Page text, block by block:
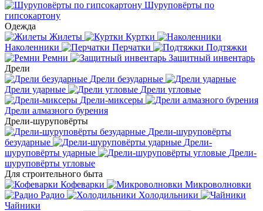
Шуруповёрты по
гипсокартону
Одежда
Жилеты
Куртки
Наколенники
Перчатки
Подтяжки
Ремни
Защитный инвентарь
Дрели
Дрели безударные
Дрели ударные
Дрели угловые
Дрели-миксеры
Дрели алмазного бурения
Дрели-шуруповёрты
Дрели-шуруповёрты
безударные
Дрели-
шуруповёрты ударные
Дрели-
шуруповёрты угловые
Для строительного быта
Кофеварки
Микроволновки
Радио
Холодильники
Чайники